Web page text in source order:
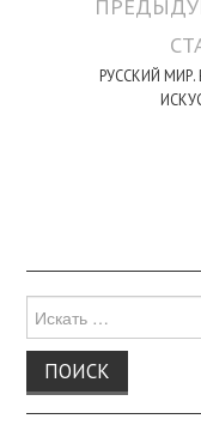
записиРУССКИЙ МИР.
для: